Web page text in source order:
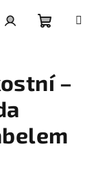
košík
–